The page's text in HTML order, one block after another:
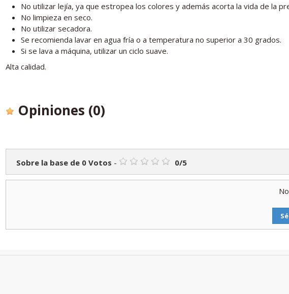
No utilizar lejía, ya que estropea los colores y además acorta la vida de la
No limpieza en seco.
No utilizar secadora.
Se recomienda lavar en agua fría o a temperatura no superior a 30 grados.
Si se lava a máquina, utilizar un ciclo suave.
Alta calidad.
Opiniones (0)
Sobre la base de 0 Votos - 0/5